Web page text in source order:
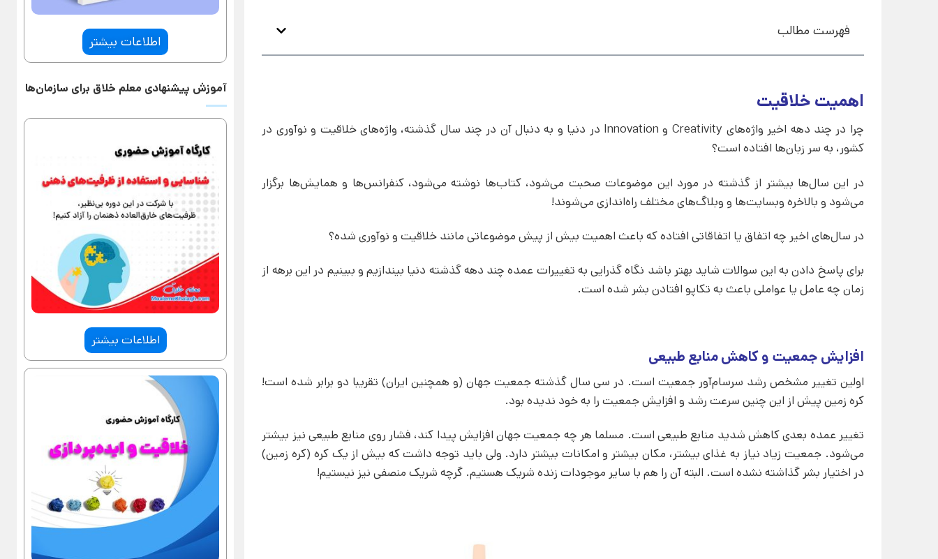
فهرست مطالب
اهمیت خلاقیت
چرا در چند دهه اخیر واژه‌های Creativity و Innovation در دنیا و به دنبال آن در چند سال گذشته، واژه‌های خلاقیت و نوآوری در
کشور، به سر زبان‌ها افتاده است؟
در این سال‌ها بیشتر از گذشته در مورد این موضوعات صحبت می‌شود، کتاب‌ها نوشته می‌شود، کنفرانس‌ها و همایش‌ها برگزار
می‌شود و بالاخره وبسایت‌ها و وبلاگ‌های مختلف راه‌اندازی می‌شوند!
در سال‌های اخیر چه اتفاق یا اتفاقاتی افتاده که باعث اهمیت بیش از پیش موضوعاتی مانند خلاقیت و نوآوری شده؟
برای پاسخ دادن به این سوالات شاید بهتر باشد نگاه گذرایی به تغییرات عمده چند دهه گذشته دنیا بیندازیم و ببینیم در این برهه از
زمان چه عامل یا عواملی باعث به تکاپو افتادن بشر شده است.
افزایش جمعیت و کاهش منابع طبیعی
اولین تغییر مشخص رشد سرسام‌آور جمعیت است. در سی سال گذشته جمعیت جهان (و همچنین ایران) تقریبا دو برابر شده است!
کره زمین پیش از این چنین سرعت رشد و افزایش جمعیت را به خود ندیده بود.
تغییر عمده بعدی کاهش شدید منابع طبیعی است. مسلما هر چه جمعیت جهان افزایش پیدا کند، فشار روی منابع طبیعی نیز بیشتر
می‌شود. جمعیت زیاد نیاز به غذای بیشتر، مکان بیشتر و امکانات بیشتر دارد. ولی باید توجه داشت که بیش از یک کره (کره زمین)
در اختیار بشر گذاشته نشده است. البته آن را هم با سایر موجودات زنده شریک هستیم. گرچه شریک منصفی نیز نیستیم!
اطلاعات بیشتر
آموزش پیشنهادی معلم خلاق برای سازمان‌ها
اطلاعات بیشتر